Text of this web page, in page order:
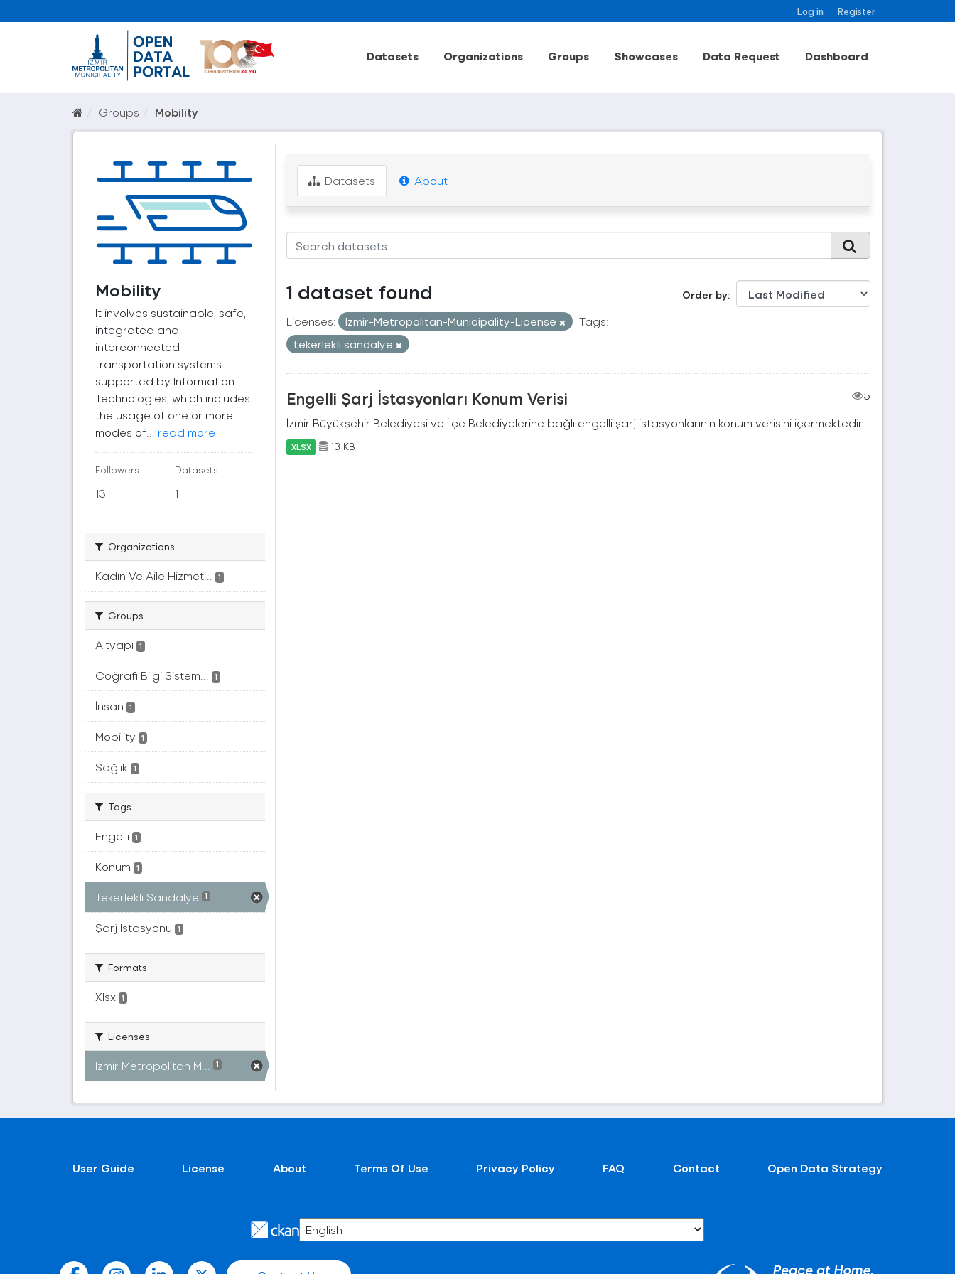
Log in Register
Datasets Organizations Groups Showcases Data Request Dashboard
Groups Mobility
Mobility
It involves sustainable, safe,
integrated and
interconnected
transportation systems
supported by Information
Technologies, which includes
the usage of one or more
modes of... read more
Followers
13
Datasets
1
Organizations
Kadın Ve Aile Hizmet... 1
Groups
Altyapı 1
Coğrafi Bilgi Sistem... 1
İnsan 1
Mobility 1
Sağlık 1
Tags
Engelli 1
Konum 1
Tekerlekli Sandalye 1
Şarj Istasyonu 1
Formats
Xlsx 1
Licenses
Izmir Metropolitan M... 1
Datasets About
Order by
1 dataset found
Licenses: Izmir-Metropolitan-Municipality-License
Tags:
tekerlekli sandalye
Engelli Şarj İstasyonları Konum Verisi
5
İzmir Büyükşehir Belediyesi ve İlçe Belediyelerine bağlı engelli şarj istasyonlarının konum verisini içermektedir.
XLSX 13 KB
User Guide License About Terms Of Use Privacy Policy FAQ Contact Open Data Strategy